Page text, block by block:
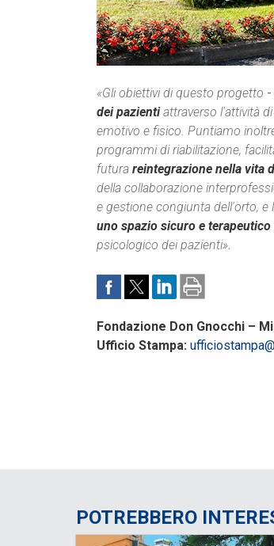
«Gli obiettivi di questo progetto
dei pazientiattraverso l'attività
emotivo e fisico. Puntiamo
programmi di riabilitazione,
futura reintegrazione nella vita
della collaborazione
e gestione congiunta dell'orto,
uno spazio sicuro e terapeutico
psicologico dei pazienti»
Fondazione Don Gnocchi –
Ufficio Stampa:
POTREBBERO